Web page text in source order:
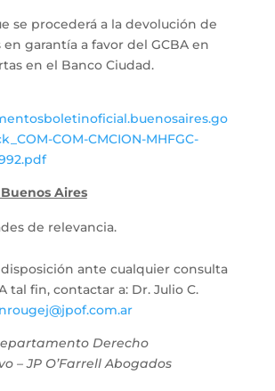
se procederá a la devolución de
garantía a favor del GCBA en
en el Banco Ciudad.
COM-CMCION-MHFGC-
Aires
de relevancia.
ante cualquier consulta
tal fin, contactar a: Dr. Julio C.
Derecho
– JP O’Farrell Abogados